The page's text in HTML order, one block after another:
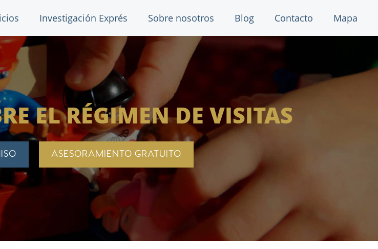
Investigación Exprés Sobre nosotros Blog Contacto Mapa
EL RÉGIMEN DE VISITAS
ASESORAMIENTO GRATUITO